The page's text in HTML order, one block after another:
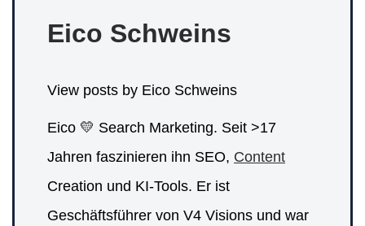
Eico Schweins
View posts by Eico Schweins
Eico 💛 Search Marketing. Seit >17
Jahren faszinieren ihn SEO, Content
Creation und KI-Tools. Er ist
Geschäftsführer von V4 Visions und war